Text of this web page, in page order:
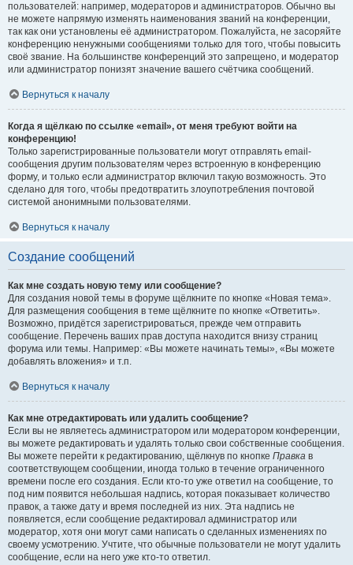
пользователей: например, модераторов и администраторов. Обычно вы
не можете напрямую изменять наименования званий на конференции,
так как они установлены её администратором. Пожалуйста, не засоряйте
конференцию ненужными сообщениями только для того, чтобы повысить
своё звание. На большинстве конференций это запрещено, и модератор
или администратор понизят значение вашего счётчика сообщений.
Вернуться к началу
Когда я щёлкаю по ссылке «email», от меня требуют войти на
конференцию!
Только зарегистрированные пользователи могут отправлять email-
сообщения другим пользователям через встроенную в конференцию
форму, и только если администратор включил такую возможность. Это
сделано для того, чтобы предотвратить злоупотребления почтовой
системой анонимными пользователями.
Вернуться к началу
Создание сообщений
Как мне создать новую тему или сообщение?
Для создания новой темы в форуме щёлкните по кнопке «Новая тема».
Для размещения сообщения в теме щёлкните по кнопке «Ответить».
Возможно, придётся зарегистрироваться, прежде чем отправить
сообщение. Перечень ваших прав доступа находится внизу страниц
форума или темы. Например: «Вы можете начинать темы», «Вы можете
добавлять вложения» и т.п.
Вернуться к началу
Как мне отредактировать или удалить сообщение?
Если вы не являетесь администратором или модератором конференции,
вы можете редактировать и удалять только свои собственные сообщения.
Вы можете перейти к редактированию, щёлкнув по кнопке Правка в
соответствующем сообщении, иногда только в течение ограниченного
времени после его создания. Если кто-то уже ответил на сообщение, то
под ним появится небольшая надпись, которая показывает количество
правок, а также дату и время последней из них. Эта надпись не
появляется, если сообщение редактировал администратор или
модератор, хотя они могут сами написать о сделанных изменениях по
своему усмотрению. Учтите, что обычные пользователи не могут удалить
сообщение, если на него уже кто-то ответил.